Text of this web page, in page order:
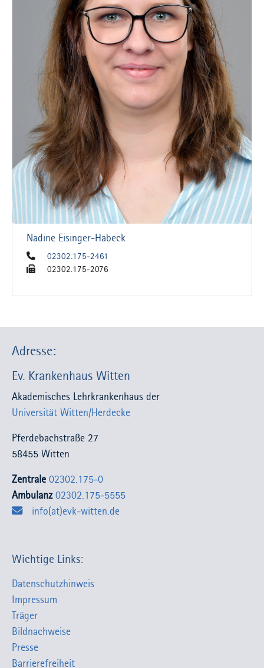
Nadine Eisinger-Habeck
02302.175-2461
02302.175-2076
Adresse:
Ev. Krankenhaus Witten
Akademisches Lehrkrankenhaus der
Universität Witten/Herdecke
Pferdebachstraße 27
58455 Witten
Zentrale 02302.175-0
Ambulanz 02302.175-5555
info(at)evk-witten.de
Wichtige Links:
Datenschutzhinweis
Impressum
Träger
Bildnachweise
Presse
Barrierefreiheit